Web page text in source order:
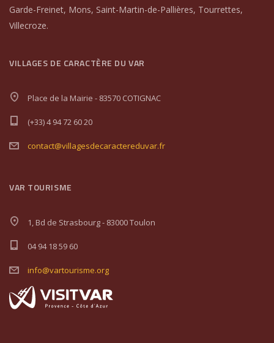
Garde-Freinet, Mons, Saint-Martin-de-Pallières, Tourrettes,
Villecroze.
VILLAGES DE CARACTÈRE DU VAR
Place de la Mairie - 83570 COTIGNAC
(+33) 4 94 72 60 20
contact@villagesdecaractereduvar.fr
VAR TOURISME
1, Bd de Strasbourg - 83000 Toulon
04 94 18 59 60
info@vartourisme.org